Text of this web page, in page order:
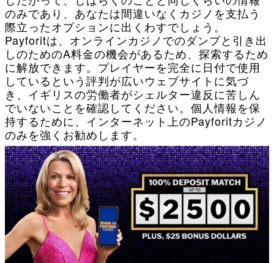
のみであり、あなたは間違いなくカジノを支払う
際立ったオプションに出くわすでしょう。
Payforitは、オンラインカジノでのダンプと引き出
しのためのA料金の機会があるため、探索するため
に解放できます。プレイヤーを完全に日付で使用
しているという評判が広いウェブサイトに気づ
き、イギリスの労働者がシェルター違反に苦しん
でいないことを確認してください。個人情報を保
持するために、インターネット上のPayforitカジノ
のみを強くお勧めします。